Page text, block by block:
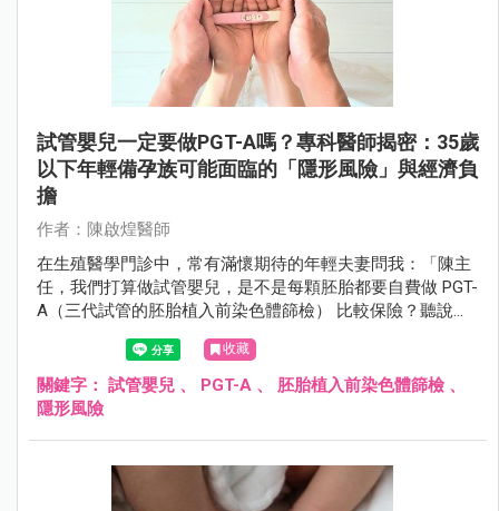
試管嬰兒一定要做PGT-A嗎？專科醫師揭密：35歲
以下年輕備孕族可能面臨的「隱形風險」與經濟負
擔
作者：陳啟煌醫師
在生殖醫學門診中，常有滿懷期待的年輕夫妻問我：「陳主
任，我們打算做試管嬰兒，是不是每顆胚胎都要自費做 PGT-
A（三代試管的胚胎植入前染色體篩檢） 比較保險？聽說這
樣能提高試管嬰兒成功率、避免流產原因？」
收藏
關鍵字： 試管嬰兒 、 PGT-A 、 胚胎植入前染色體篩檢 、
隱形風險